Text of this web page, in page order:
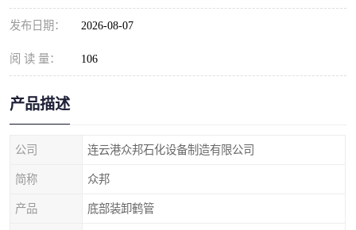
发布日期： 2026-08-07
阅 读 量： 106
产品描述
公司 连云港众邦石化设备制造有限公司
简称 众邦
产品 底部装卸鹤管